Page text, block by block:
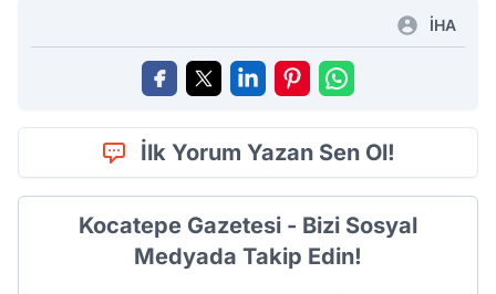
İHA
İlk Yorum Yazan Sen Ol!
Kocatepe Gazetesi - Bizi Sosyal
Medyada Takip Edin!